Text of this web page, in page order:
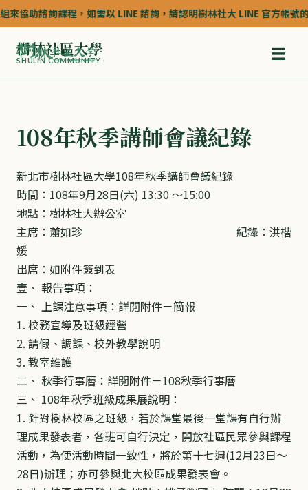
協助諮詢課程，如需以 LINE 諮詢，請認明樹林社大 LINE 官方帳號
樹林社區大學
SHULIN COMMUNITY COLLEGE ☰
108年秋季講師會議紀錄
新北市樹林社區大學108年秋季講師會議紀錄
時間：108年9月28日(六) 13:30 ～15:00
地點：樹林社大辦公室
主席：蕭如珍 紀錄：洪楷
媛
出席：如附件簽到表
壹、 報告事項：
一、 上課注意事項：詳閱附件－簡報
1. 校務宣導及班級經營
2. 請假、調課、校外教學說明
3. 教室維護
二、 秋季行事曆：詳閱附件－108秋季行事曆
三、 108年秋季班級成果展說明：
1. 針對樹林校區之班級，若於課堂最後一堂課有自行辦
理成果發表者，各班可自行決定，開放社區民眾參與課程
活動，為使活動時間一致性，將於第十七週(12月23日～
28日)辦理；亦可參與北大校區成果發表會。